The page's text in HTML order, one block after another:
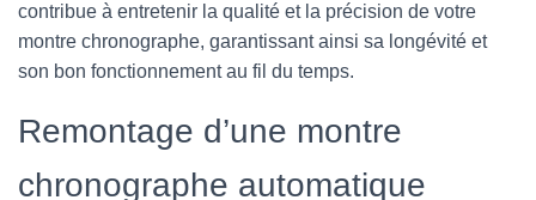
contribue à entretenir la qualité et la précision de votre
montre chronographe, garantissant ainsi sa longévité et
son bon fonctionnement au fil du temps.
Remontage d’une montre
chronographe automatique